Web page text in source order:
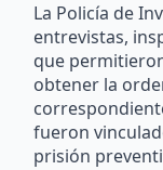
La Policía de
entrevistas,
que
obtener la
fueron
prisión